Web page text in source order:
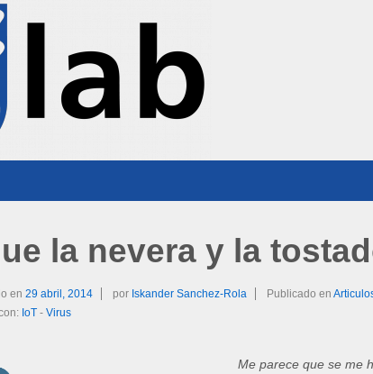
la nevera y la
en 29 abril, 2014 por Iskander Sanchez-Rola Publicado en
IoT - Virus
Me parece que se me